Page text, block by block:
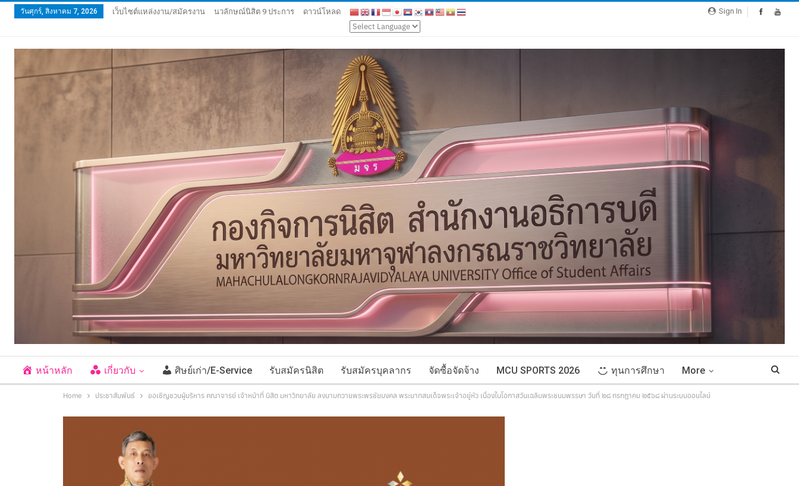
Sign In
วันศุกร์, สิงหาคม 7, 2026 เว็บไซต์แหล่งงาน/สมัครงาน นวลักษณ์นิสิต 9 ประการ ดาวน์โหลด
หน้าหลัก เกี่ยวกับ ศิษย์เก่า/E-Service รับสมัครนิสิต รับสมัครบุคลากร จัดซื้อจัดจ้าง MCU SPORTS 2026 ทุนการศึกษา More
Home ประชาสัมพันธ์ ขอเชิญชวนผู้บริหาร คณาจารย์ เจ้าหน้าที่ นิสิต มหาวิทยาลัย ลงนามถวายพระพรชัยมงคล พระบาทสมเด็จพระเจ้าอยู่หัว เนื่องในโอกาสวันเฉลิมพระชนมพรรษา วันที่ ๒๘ กรกฎาคม ๒๕๖๘ ผ่านระบบออนไลน์